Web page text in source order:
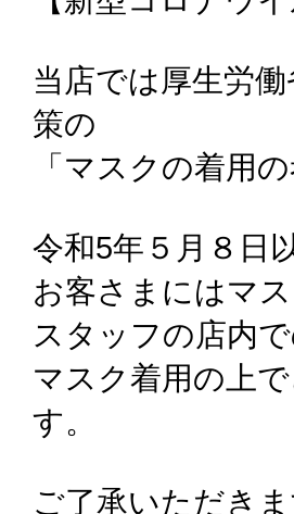
当店では厚生労
策の
「マスクの着用
令和5年５月８日
お客さまにはマ
スタッフの店内
マスク着用の上
す。
ご了承いただき